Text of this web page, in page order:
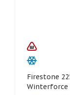
Firestone 225/75 R17 116/113R Firestone
Winterforce